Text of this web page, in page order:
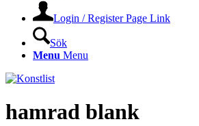
Login / Register Page Link
Sök
Menu Menu
hamrad blank